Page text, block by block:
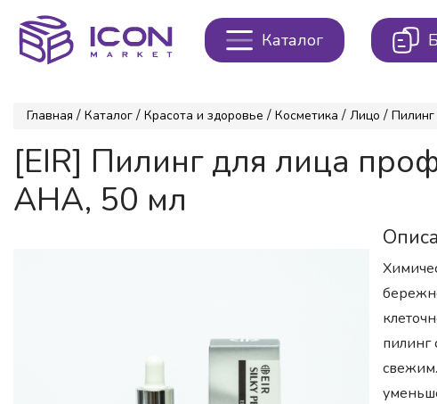
Каталог
Главная / Каталог / Красота и здоровье / Косметика / Лицо / Пилинг
[EIR] Пилинг для лица
AHA, 50 мл
пилинг